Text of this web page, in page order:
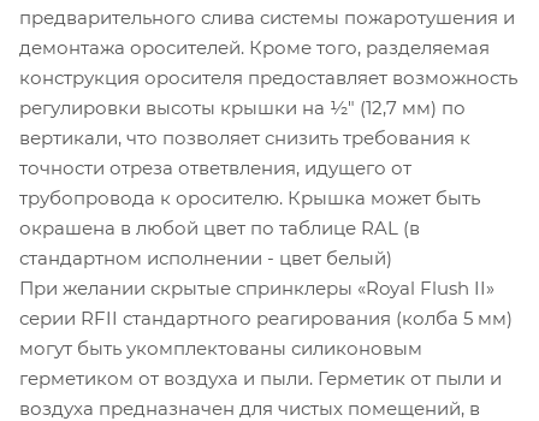
предварительного слива системы пожаротушения и
демонтажа оросителей. Кроме того, разделяемая
конструкция оросителя предоставляет возможность
регулировки высоты крышки на ½" (12,7 мм) по
вертикали, что позволяет снизить требования к
точности отреза ответвления, идущего от
трубопровода к оросителю. Крышка может быть
окрашена в любой цвет по таблице RAL (в
стандартном исполнении - цвет белый)
При желании скрытые спринклеры «Royal Flush II»
серии RFII стандартного реагирования (колба 5 мм)
могут быть укомплектованы силиконовым
герметиком от воздуха и пыли. Герметик от пыли и
воздуха предназначен для чистых помещений, в